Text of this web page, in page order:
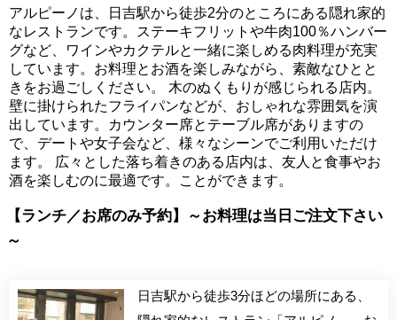
アルピーノは、日吉駅から徒歩2分のところにある隠れ家的
なレストランです。ステーキフリットや牛肉100％ハンバー
グなど、ワインやカクテルと一緒に楽しめる肉料理が充実
しています。お料理とお酒を楽しみながら、素敵なひとと
きをお過ごしください。 木のぬくもりが感じられる店内。
壁に掛けられたフライパンなどが、おしゃれな雰囲気を演
出しています。カウンター席とテーブル席がありますの
で、デートや女子会など、様々なシーンでご利用いただけ
ます。 広々とした落ち着きのある店内は、友人と食事やお
酒を楽しむのに最適です。ことができます。
【ランチ／お席のみ予約】～お料理は当日ご注文下さい
～
日吉駅から徒歩3分ほどの場所にある、